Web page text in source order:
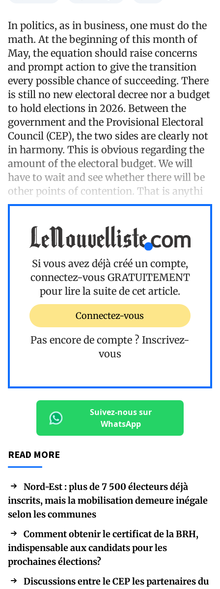
In politics, as in business, one must do the
math. At the beginning of this month of
May, the equation should raise concerns
and prompt action to give the transition
every possible chance of succeeding. There
is still no new electoral decree nor a budget
to hold elections in 2026. Between the
government and the Provisional Electoral
Council (CEP), the two sides are clearly not
in harmony. This is obvious regarding the
amount of the electoral budget. We will
have to wait and see whether there will be
other points of contention. That is anythi
Si vous avez déjà créé un compte,
connectez-vous GRATUITEMENT
pour lire la suite de cet article.
Connectez-vous
Pas encore de compte ? Inscrivez-
vous
Suivez-nous sur
WhatsApp
READ MORE
Nord-Est : plus de 7 500 électeurs déjà
inscrits, mais la mobilisation demeure inégale
selon les communes
Comment obtenir le certificat de la BRH,
indispensable aux candidats pour les
prochaines élections?
Discussions entre le CEP les partenaires du